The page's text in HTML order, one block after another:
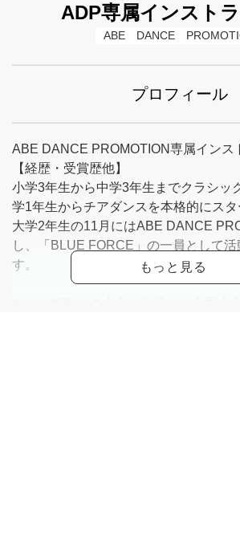
ADP専属インスト
ABE　DANCE　
プロフィール
ABE DANCE PROMOTION専属インス
【経歴・受賞歴他】
小学3年生から中学3年生までクラシッ
学1年生からチアダンスを本格的にスタ
大学2年生の11月にはABE DANCE
し、「BLUE FORCE」の一員として活
す。